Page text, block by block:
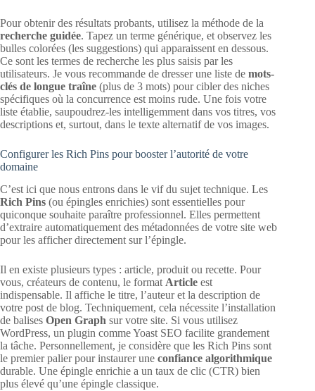
Pour obtenir des résultats probants, utilisez la méthode de la
recherche guidée. Tapez un terme générique, et observez les
bulles colorées (les suggestions) qui apparaissent en dessous.
Ce sont les termes de recherche les plus saisis par les
utilisateurs. Je vous recommande de dresser une liste de mots-
clés de longue traîne (plus de 3 mots) pour cibler des niches
spécifiques où la concurrence est moins rude. Une fois votre
liste établie, saupoudrez-les intelligemment dans vos titres, vos
descriptions et, surtout, dans le texte alternatif de vos images.
Configurer les Rich Pins pour booster l’autorité de votre
domaine
C’est ici que nous entrons dans le vif du sujet technique. Les
Rich Pins (ou épingles enrichies) sont essentielles pour
quiconque souhaite paraître professionnel. Elles permettent
d’extraire automatiquement des métadonnées de votre site web
pour les afficher directement sur l’épingle.
Il en existe plusieurs types : article, produit ou recette. Pour
vous, créateurs de contenu, le format Article est
indispensable. Il affiche le titre, l’auteur et la description de
votre post de blog. Techniquement, cela nécessite l’installation
de balises Open Graph sur votre site. Si vous utilisez
WordPress, un plugin comme Yoast SEO facilite grandement
la tâche. Personnellement, je considère que les Rich Pins sont
le premier palier pour instaurer une confiance algorithmique
durable. Une épingle enrichie a un taux de clic (CTR) bien
plus élevé qu’une épingle classique.